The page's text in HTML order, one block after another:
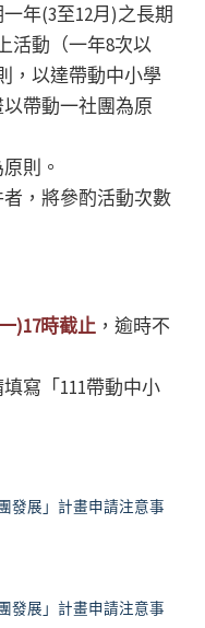
年(3至12月)之長期
活動（一年8次以
，以達帶動中小學
帶動一社團為原
則。
，將參酌活動次數
)17時截止，逾時不
寫「111帶動中小
發展」計畫申請注意事
發展」計畫申請注意事